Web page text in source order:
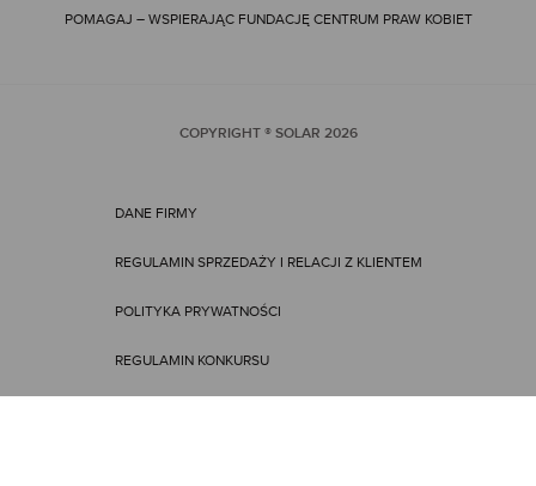
POMAGAJ – WSPIERAJĄC FUNDACJĘ CENTRUM PRAW KOBIET
COPYRIGHT ® SOLAR 2026
DANE FIRMY
REGULAMIN SPRZEDAŻY I RELACJI Z KLIENTEM
POLITYKA PRYWATNOŚCI
REGULAMIN KONKURSU